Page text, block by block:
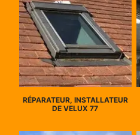
RÉPARATEUR, INSTALLATEUR
DE VELUX 77